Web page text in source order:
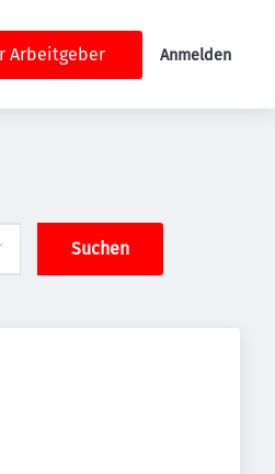
Arbeitgeber Anmelden
Suchen